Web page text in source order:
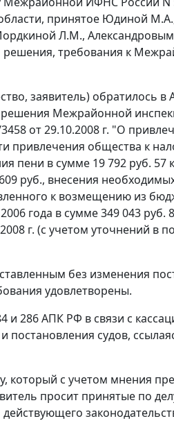
принятое Юдиной
Л.М.,
требования к
заявитель) обратилось в
Межрайонной
от 29.10.2008 г. "О
привлечения общества к
пени в сумме 19 792 руб. 57
руб., внесения
к возмещению из
года в сумме 349 043 руб.
г. (с учетом уточнений в
без изменения
удовлетворены.
и 286АПК РФ в связи с
постановления судов,
с учетом мнения
просит принятые по